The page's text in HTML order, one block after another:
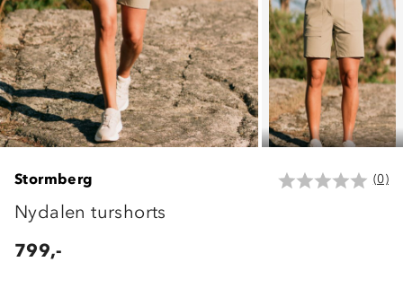
Stormberg (0)
Nydalen turshorts
799,-